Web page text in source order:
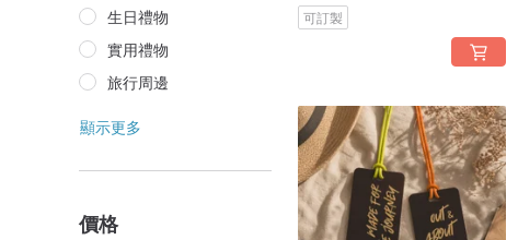
生日禮物
實用禮物
旅行周邊
顯示更多
價格
可訂製